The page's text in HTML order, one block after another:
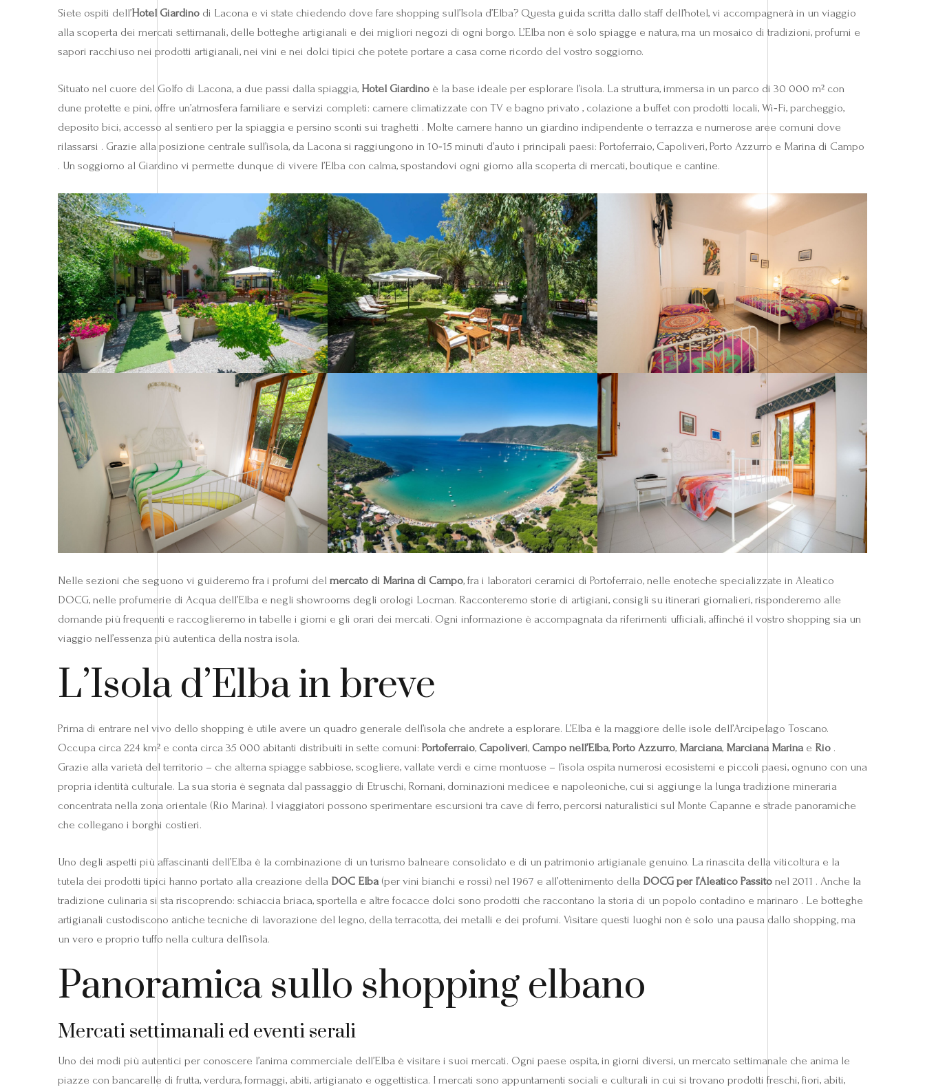
Siete ospiti dell’Hotel Giardino di Lacona e vi state chiedendo dove fare shopping sull’Isola d’Elba? Questa guida scritta dallo staff dell’hotel, vi accompagnerà in un viaggio
alla scoperta dei mercati settimanali, delle botteghe artigianali e dei migliori negozi di ogni borgo. L’Elba non è solo spiagge e natura, ma un mosaico di tradizioni, profumi e
sapori racchiuso nei prodotti artigianali, nei vini e nei dolci tipici che potete portare a casa come ricordo del vostro soggiorno.
Situato nel cuore del Golfo di Lacona, a due passi dalla spiaggia, Hotel Giardino è la base ideale per esplorare l’isola. La struttura, immersa in un parco di 30 000 m² con
dune protette e pini, offre un’atmosfera familiare e servizi completi: camere climatizzate con TV e bagno privato , colazione a buffet con prodotti locali, Wi‑Fi, parcheggio,
deposito bici, accesso al sentiero per la spiaggia e persino sconti sui traghetti . Molte camere hanno un giardino indipendente o terrazza e numerose aree comuni dove
rilassarsi . Grazie alla posizione centrale sull’isola, da Lacona si raggiungono in 10‑15 minuti d’auto i principali paesi: Portoferraio, Capoliveri, Porto Azzurro e Marina di Campo
. Un soggiorno al Giardino vi permette dunque di vivere l’Elba con calma, spostandovi ogni giorno alla scoperta di mercati, boutique e cantine.
Nelle sezioni che seguono vi guideremo fra i profumi del mercato di Marina di Campo, fra i laboratori ceramici di Portoferraio, nelle enoteche specializzate in Aleatico
DOCG, nelle profumerie di Acqua dell’Elba e negli showrooms degli orologi Locman. Racconteremo storie di artigiani, consigli su itinerari giornalieri, risponderemo alle
domande più frequenti e raccoglieremo in tabelle i giorni e gli orari dei mercati. Ogni informazione è accompagnata da riferimenti ufficiali, affinché il vostro shopping sia un
viaggio nell’essenza più autentica della nostra isola.
L’Isola d’Elba in breve
Prima di entrare nel vivo dello shopping è utile avere un quadro generale dell’isola che andrete a esplorare. L’Elba è la maggiore delle isole dell’Arcipelago Toscano.
Occupa circa 224 km² e conta circa 35 000 abitanti distribuiti in sette comuni: Portoferraio, Capoliveri, Campo nell’Elba, Porto Azzurro, Marciana, Marciana Marinae Rio .
Grazie alla varietà del territorio – che alterna spiagge sabbiose, scogliere, vallate verdi e cime montuose – l’isola ospita numerosi ecosistemi e piccoli paesi, ognuno con una
propria identità culturale. La sua storia è segnata dal passaggio di Etruschi, Romani, dominazioni medicee e napoleoniche, cui si aggiunge la lunga tradizione mineraria
concentrata nella zona orientale (Rio Marina). I viaggiatori possono sperimentare escursioni tra cave di ferro, percorsi naturalistici sul Monte Capanne e strade panoramiche
che collegano i borghi costieri.
Uno degli aspetti più affascinanti dell’Elba è la combinazione di un turismo balneare consolidato e di un patrimonio artigianale genuino. La rinascita della viticoltura e la
tutela dei prodotti tipici hanno portato alla creazione della DOC Elba(per vini bianchi e rossi) nel 1967 e all’ottenimento della DOCG per l’Aleatico Passito nel 2011 . Anche la
tradizione culinaria si sta riscoprendo: schiaccia briaca, sportella e altre focacce dolci sono prodotti che raccontano la storia di un popolo contadino e marinaro . Le botteghe
artigianali custodiscono antiche tecniche di lavorazione del legno, della terracotta, dei metalli e dei profumi. Visitare questi luoghi non è solo una pausa dallo shopping, ma
un vero e proprio tuffo nella cultura dell’isola.
Panoramica sullo shopping elbano
Mercati settimanali ed eventi serali
Uno dei modi più autentici per conoscere l’anima commerciale dell’Elba è visitare i suoi mercati. Ogni paese ospita, in giorni diversi, un mercato settimanale che anima le
piazze con bancarelle di frutta, verdura, formaggi, abiti, artigianato e oggettistica. I mercati sono appuntamenti sociali e culturali in cui si trovano prodotti freschi, fiori, abiti,